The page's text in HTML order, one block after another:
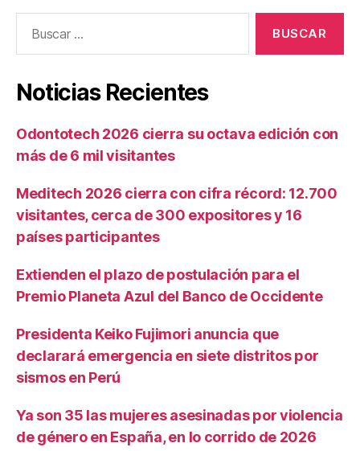
Noticias Recientes
Odontotech 2026 cierra su octava edición con
más de 6 mil visitantes
Meditech 2026 cierra con cifra récord: 12.700
visitantes, cerca de 300 expositores y 16
países participantes
Extienden el plazo de postulación para el
Premio Planeta Azul del Banco de Occidente
Presidenta Keiko Fujimori anuncia que
declarará emergencia en siete distritos por
sismos en Perú
Ya son 35 las mujeres asesinadas por violencia
de género en España, en lo corrido de 2026